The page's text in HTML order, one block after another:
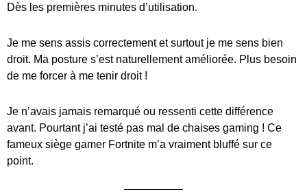
Dès les premières minutes d’utilisation.
Je me sens assis correctement et surtout je me sens bien
droit. Ma posture s’est naturellement améliorée. Plus besoin
de me forcer à me tenir droit !
Je n’avais jamais remarqué ou ressenti cette différence
avant. Pourtant j’ai testé pas mal de chaises gaming ! Ce
fameux siège gamer Fortnite m’a vraiment bluffé sur ce
point.